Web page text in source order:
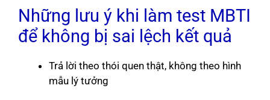
Những lưu ý khi làm test MBTI
để không bị sai lệch kết quả
Trả lời theo thói quen thật, không theo hình
mẫu lý tưởng